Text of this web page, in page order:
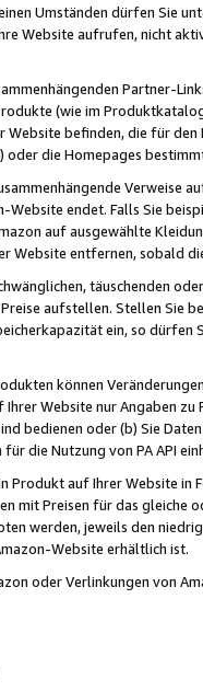
Umständen dürfen Sie
Website aufrufen, nicht
Partner-
(wie im
Website befinden, die für
oder die Homepages
endet. Falls Sie
auf ausgewählte
Website entfernen, sobald
täuschenden
aufstellen. Stellen Sie
ein, so dürfen
können
Website nur Angaben
bedienen oder (b) Sie
die Nutzung von PA API
Produkt auf Ihrer Website
mit Preisen für das
werden, jeweils den
Website erhältlich ist.
oder Verlinkungen von